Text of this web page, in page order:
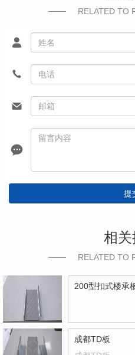
RELATED TO
提
相
RELATED TO
200型扣式楼承
成都TD板